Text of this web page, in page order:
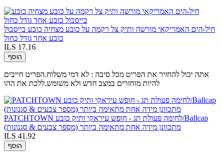
חיל-הים האמריקאי מורשה ותיק צל רקמה על כובע מצחיה כובע בייסבול
כובע אחד גודל כחול
ILS 17.16
הוסף
אתה יכול להחזיר את הפריט מכל סיבה : לא דמי משלוח.הפריט חייבים
להיות מוחזרים במצב חדש ולא משומש.ללכת את ההו
PATCHTOWN לחימה פעולת תג - חופש עיראקי ותיק כובע/Ballcap
מתכוונן מידה אחת מתאימה ביותר (מספר צבעים & סגנונות)
ILS 41.92
הוסף